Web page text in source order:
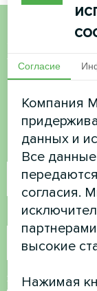
Хотите
есть
Имя
Номер
Электронная
Согласие
Компания
данных и
Все
согласия.
высокие
Нажимая